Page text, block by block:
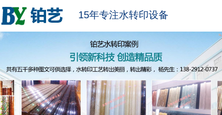
15年专注水转印设备